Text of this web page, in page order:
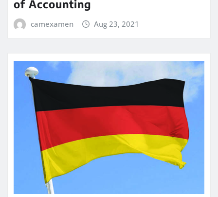
of Accounting
camexamen Aug 23, 2021